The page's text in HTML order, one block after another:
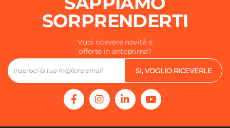
SORPRENDERTI
Vuoi ricevere novità e
offerte in anteprima?
SI, VOGLIO RICEVERLE